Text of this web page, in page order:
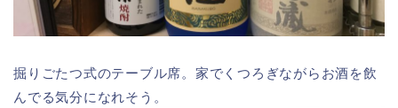
掘りごたつ式のテーブル席。家でくつろぎながらお酒を飲
んでる気分になれそう。